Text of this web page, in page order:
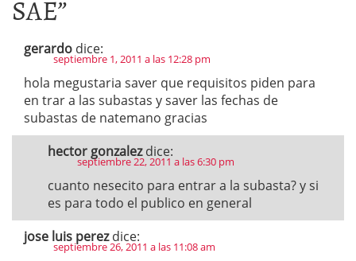
SAE”
gerardo dice:
septiembre 1, 2011 a las 12:28 pm
hola megustaria saver que requisitos piden para
en trar a las subastas y saver las fechas de
subastas de natemano gracias
hector gonzalez dice:
septiembre 22, 2011 a las 6:30 pm
cuanto nesecito para entrar a la subasta? y si
es para todo el publico en general
jose luis perez dice:
septiembre 26, 2011 a las 11:08 am